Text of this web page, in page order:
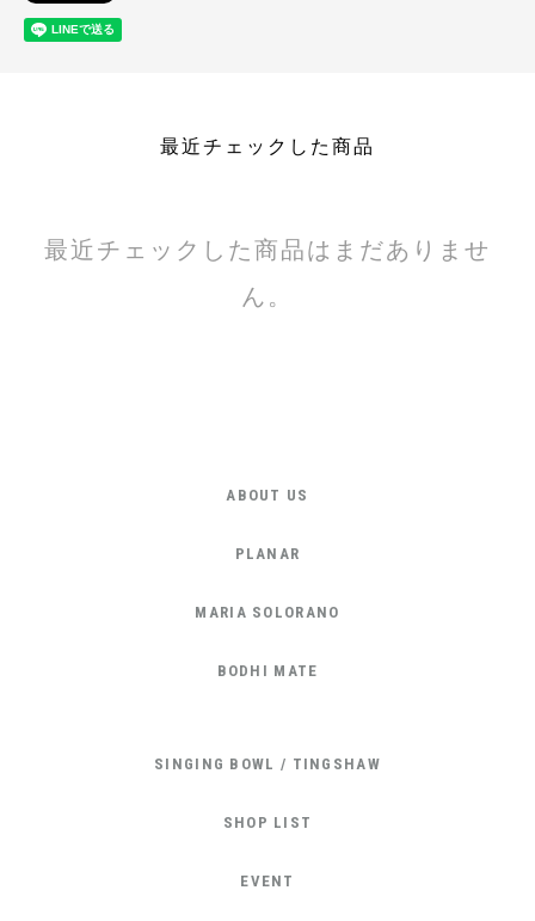
最近チェックした商品
最近チェックした商品はまだありませ
ん。
ABOUT US
PLANAR
MARIA SOLORANO
BODHI MATE
SINGING BOWL / TINGSHAW
SHOP LIST
EVENT